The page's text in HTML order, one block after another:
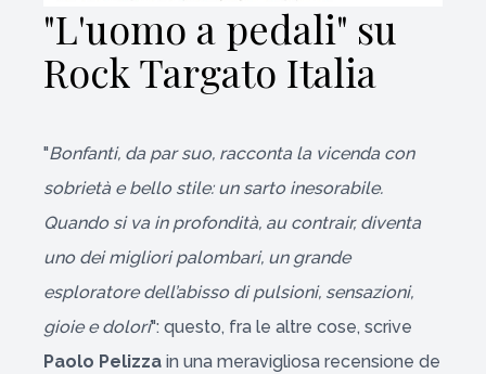
"L'uomo a pedali" su
Rock Targato Italia
"Bonfanti, da par suo, racconta la vicenda con
sobrietà e bello stile: un sarto inesorabile.
Quando si va in profondità, au contrair, diventa
uno dei migliori palombari, un grande
esploratore dell’abisso di pulsioni, sensazioni,
gioie e dolori": questo, fra le altre cose, scrive
Paolo Pelizza in una meravigliosa recensione de